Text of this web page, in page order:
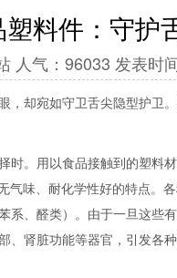
料件：守护
人气：96033 发表时
，却宛如守卫舌尖隐型护卫
时。用以食品接触到的塑料
气味、耐化学性好的特点。
、醛类）。由于一旦这些
、肾脏功能等器官，引发各